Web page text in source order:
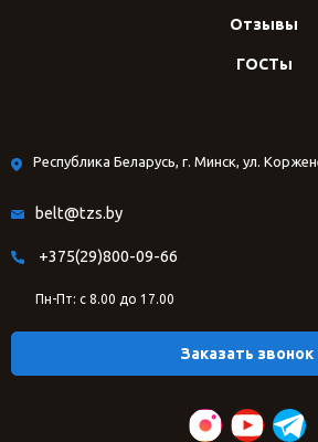
Отзывы
ГОСТы
Республика Беларусь, г. Минск, ул.
belt@tzs.by
+375(29)800-09-66
Пн-Пт: с 8.00 до 17.00
Заказать звонок